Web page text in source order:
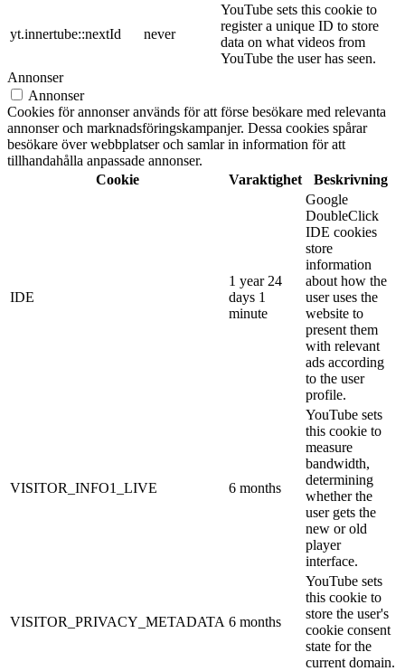
yt.innertube::nextId never
YouTube sets this cookie to
register a unique ID to store
data on what videos from
YouTube the user has seen.
Annonser
Annonser
Cookies för annonser används för att förse besökare med relevanta
annonser och marknadsföringskampanjer. Dessa cookies spårar
besökare över webbplatser och samlar in information för att
tillhandahålla anpassade annonser.
Cookie
Varaktighet Beskrivning
IDE
1 year 24
days 1
minute
Google
DoubleClick
IDE cookies
store
information
about how the
user uses the
website to
present them
with relevant
ads according
to the user
profile.
VISITOR_INFO1_LIVE 6 months
YouTube sets
this cookie to
measure
bandwidth,
determining
whether the
user gets the
new or old
player
interface.
VISITOR_PRIVACY_METADATA 6 months
YouTube sets
this cookie to
store the user's
cookie consent
state for the
current domain.